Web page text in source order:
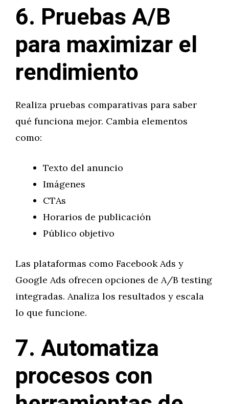
6. Pruebas A/B
para maximizar el
rendimiento
Realiza pruebas comparativas para saber
qué funciona mejor. Cambia elementos
como:
Texto del anuncio
Imágenes
CTAs
Horarios de publicación
Público objetivo
Las plataformas como Facebook Ads y
Google Ads ofrecen opciones de A/B testing
integradas. Analiza los resultados y escala
lo que funcione.
7. Automatiza
procesos con